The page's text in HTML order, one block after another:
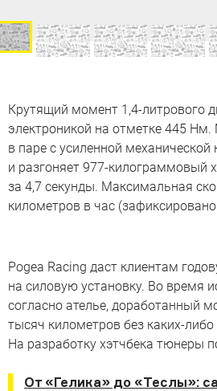
Крутящий момент 1,4-литрового
электроникой на отметке 445
в паре с усиленной механической
и разгоняет 977-килограммовый
за 4,7 секунды. Максимальная
километров в час
Pogea Racing даст клиентам
на силовую установку. Во время
согласно ателье, доработанный
тысяч километров без каких-
На разработку хэтчбека тюнеры
От «Гелика» до «Теслы»: